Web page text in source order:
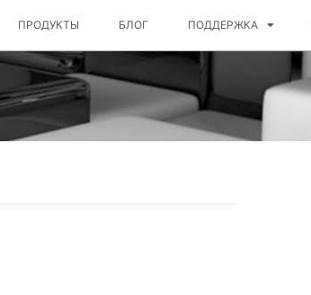
ПРОДУКТЫ БЛОГ ПОДДЕРЖКА